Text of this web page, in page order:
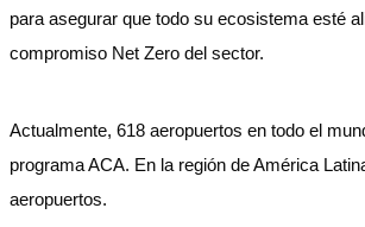
para asegurar que todo su ecosistema esté
compromiso Net Zero del sector.
Actualmente, 618 aeropuertos en todo el
programa ACA. En la región de América
aeropuertos.